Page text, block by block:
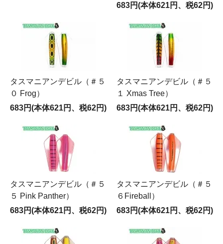
683円(本体621円、税62円)
タスマニアンデビル（＃５
０ Frog）
683円(本体621円、税62円)
タスマニアンデビル（＃５
１ Xmas Tree）
683円(本体621円、税62円)
タスマニアンデビル（＃５
５ Pink Panther）
683円(本体621円、税62円)
タスマニアンデビル（＃５
６Fireball）
683円(本体621円、税62円)